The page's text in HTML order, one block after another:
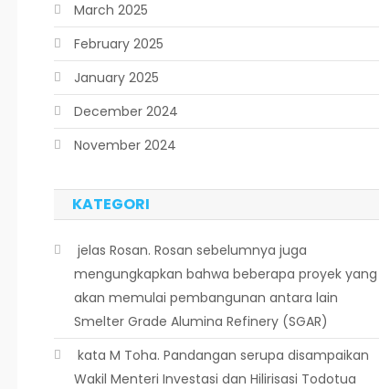
March 2025
February 2025
January 2025
December 2024
November 2024
KATEGORI
 jelas Rosan. Rosan sebelumnya juga
mengungkapkan bahwa beberapa proyek yang
akan memulai pembangunan antara lain
Smelter Grade Alumina Refinery (SGAR)
 kata M Toha. Pandangan serupa disampaikan
Wakil Menteri Investasi dan Hilirisasi Todotua